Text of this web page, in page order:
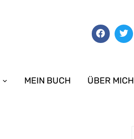
MEIN BUCH ÜBER MICH